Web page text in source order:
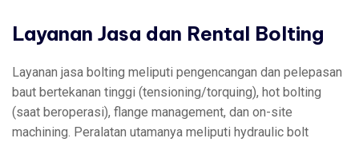
Layanan Jasa dan Rental Bolting
Layanan jasa bolting meliputi pengencangan dan pelepasan
baut bertekanan tinggi (tensioning/torquing), hot bolting
(saat beroperasi), flange management, dan on-site
machining. Peralatan utamanya meliputi hydraulic bolt